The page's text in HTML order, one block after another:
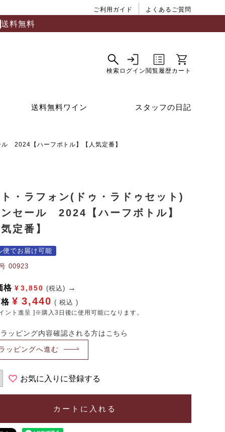
ご利用ガイド よくあるご質問
送料無料
送料無料ワイン スタッフの日記
2024【ハーフボトル】【人気定番】
・ラフォン(ドゥ・ラドゥセット)
セール 2024【ハーフボトル】
定番】
便でお届け可能
00923
格 ¥ 3,850 (税込)
¥ 3,440 税込
ント進呈 ]※購入3日後に使用可能になります。
ッピング内容確認される方はこちら
ッピングへ進む
お気に入りに登録する
カートに入れる